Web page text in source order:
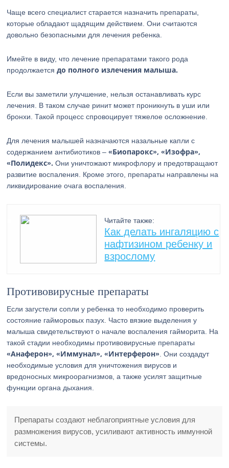
Чаще всего специалист старается назначить препараты,
которые обладают щадящим действием. Они считаются
довольно безопасными для лечения ребенка.
Имейте в виду, что лечение препаратами такого рода
продолжаетсядо полного излечения малыша.
Если вы заметили улучшение, нельзя останавливать курс
лечения. В таком случае ринит может проникнуть в уши или
бронхи. Такой процесс спровоцирует тяжелое осложнение.
Для лечения малышей назначаются назальные капли с
содержанием антибиотиков –«Биопарокс», «Изофра»,
«Полидекс». Они уничтожают микрофлору и предотвращают
развитие воспаления. Кроме этого, препараты направлены на
ликвидирование очага воспаления.
Читайте также:
Как делать ингаляцию с
нафтизином ребенку и
взрослому
Противовирусные препараты
Если загустели сопли у ребенка то необходимо проверить
состояние гайморовых пазух. Часто вязкие выделения у
малыша свидетельствуют о начале воспаления гайморита. На
такой стадии необходимы противовирусные препараты
«Анаферон», «Иммунал», «Интерферон» . Они создадут
необходимые условия для уничтожения вирусов и
вредоносных микроорагнизмов, а также усилят защитные
функции органа дыхания.
Препараты создают неблагоприятные условия для
размножения вирусов, усиливают активность иммунной
системы.